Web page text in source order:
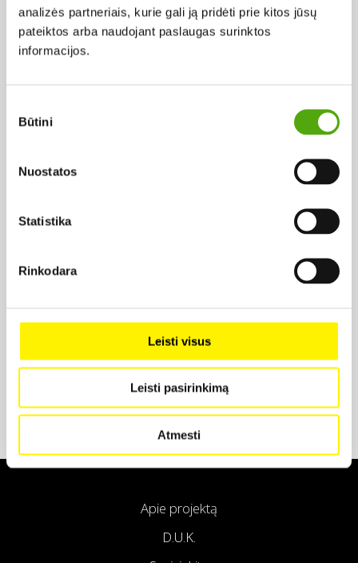
analizės partneriais, kurie gali ją pridėti prie kitos jūsų
pateiktos arba naudojant paslaugas surinktos
informacijos.
pasirinkimas
Būtini
Nuostatos
Statistika
Rinkodara
Leisti visus
Leisti pasirinkimą
Atmesti
Projekto partneris
Apie projektą
D.U.K.